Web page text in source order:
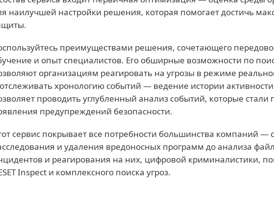
наилучшей настройки решения, которая помогает достичь
преимуществами решения, сочетающего
и опыт специалистов. Его обширные возможности по
организациям реагировать на угрозы в режиме
хронологию событий — ведение истории
проводить углубленный анализ событий, которые стали
предупреждений безопасности.
сервис покрывает все потребности большинства компаний —
и удаления вредоносных программ до анализа
и реагирования на них, цифровой криминалистики,
Inspect и комплексного поиска угроз.